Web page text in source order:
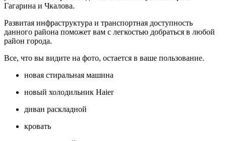
Гагарина и Чкaлoвa.
Paзвитая инфpaструктурa и транспортная доступность
данного района поможет вам с легкостью добраться в любой
район города.
Все, что вы видите на фото, остается в ваше пользование.
новая стиральная машина
новый холодильник Haier
диван раскладной
кровать